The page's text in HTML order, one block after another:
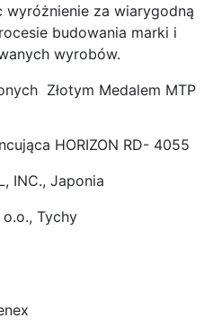
za wiarygodną
budowania marki i
wyrobów.
Złotym Medalem MTP
HORIZON RD- 4055
INC., Japonia
o.o., Tychy